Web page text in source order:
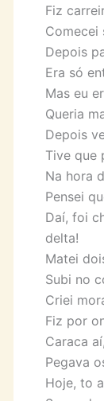
Fiz
Comecei
Depois
Era só
Mas eu
Queria
Depois
Tive que
Na hora
Pensei
Daí, foi
delta!
Matei
Subi no
Criei
Fiz por
Caraca
Pegava
Hoje, to